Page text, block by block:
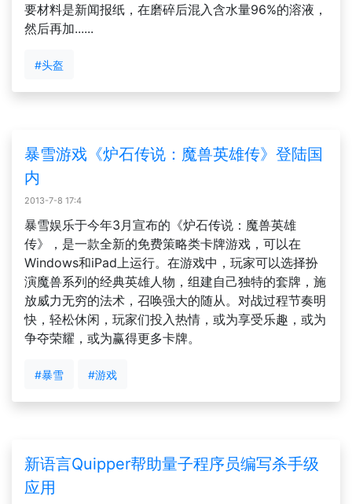
要材料是新闻报纸，在磨碎后混入含水量96%的溶液，
然后再加......
#头盔
暴雪游戏《炉石传说：魔兽英雄传》登陆国
内
2013-7-8 17:4
暴雪娱乐于今年3月宣布的《炉石传说：魔兽英雄
传》，是一款全新的免费策略类卡牌游戏，可以在
Windows和iPad上运行。在游戏中，玩家可以选择扮
演魔兽系列的经典英雄人物，组建自己独特的套牌，施
放威力无穷的法术，召唤强大的随从。对战过程节奏明
快，轻松休闲，玩家们投入热情，或为享受乐趣，或为
争夺荣耀，或为赢得更多卡牌。
#暴雪 #游戏
新语言Quipper帮助量子程序员编写杀手级
应用